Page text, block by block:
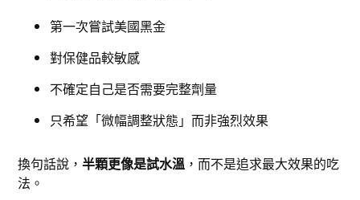
第一次嘗試美國黑金
對保健品較敏感
不確定自己是否需要完整劑量
只希望「微幅調整狀態」而非強烈效果
換句話說，半顆更像是試水溫 ，而不是追求最大效果的吃
法。